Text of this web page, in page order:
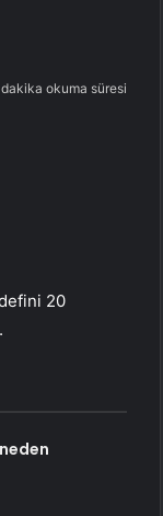
dakika okuma süresi
20